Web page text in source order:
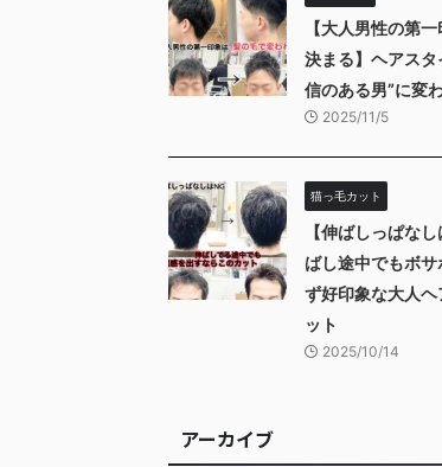
【大人男性の第
決まる】ヘアスタ
信のある男”に変
2025/11/5
猫っ毛カット
【伸ばしっぱな
ばし途中でもボサ
ず好印象な大人ヘ
ット
2025/10/14
アーカイブ